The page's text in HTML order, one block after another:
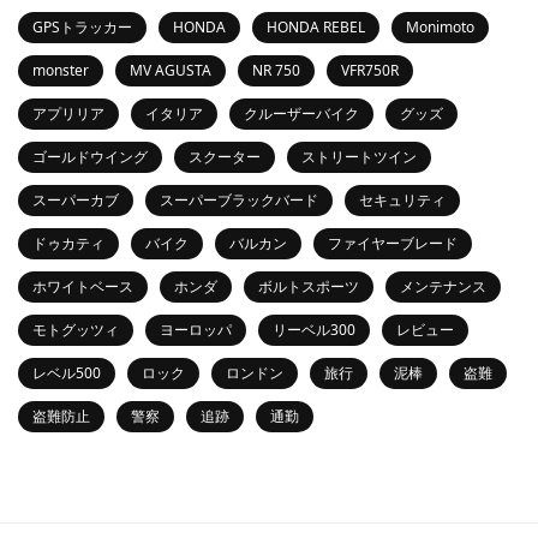
GPSトラッカー HONDA HONDA REBEL Monimoto
monster MV AGUSTA NR 750 VFR750R
アプリリア イタリア クルーザーバイク グッズ
ゴールドウイング スクーター ストリートツイン
スーパーカブ スーパーブラックバード セキュリティ
ドゥカティ バイク バルカン ファイヤーブレード
ホワイトベース ホンダ ボルトスポーツ メンテナンス
モトグッツィ ヨーロッパ リーベル300 レビュー
レベル500 ロック ロンドン 旅行 泥棒 盗難
盗難防止 警察 追跡 通勤